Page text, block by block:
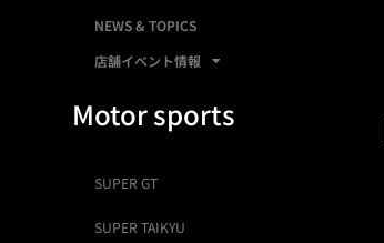
NEWS & TOPICS
店舗イベント情報
Motor sports
SUPER GT
SUPER TAIKYU